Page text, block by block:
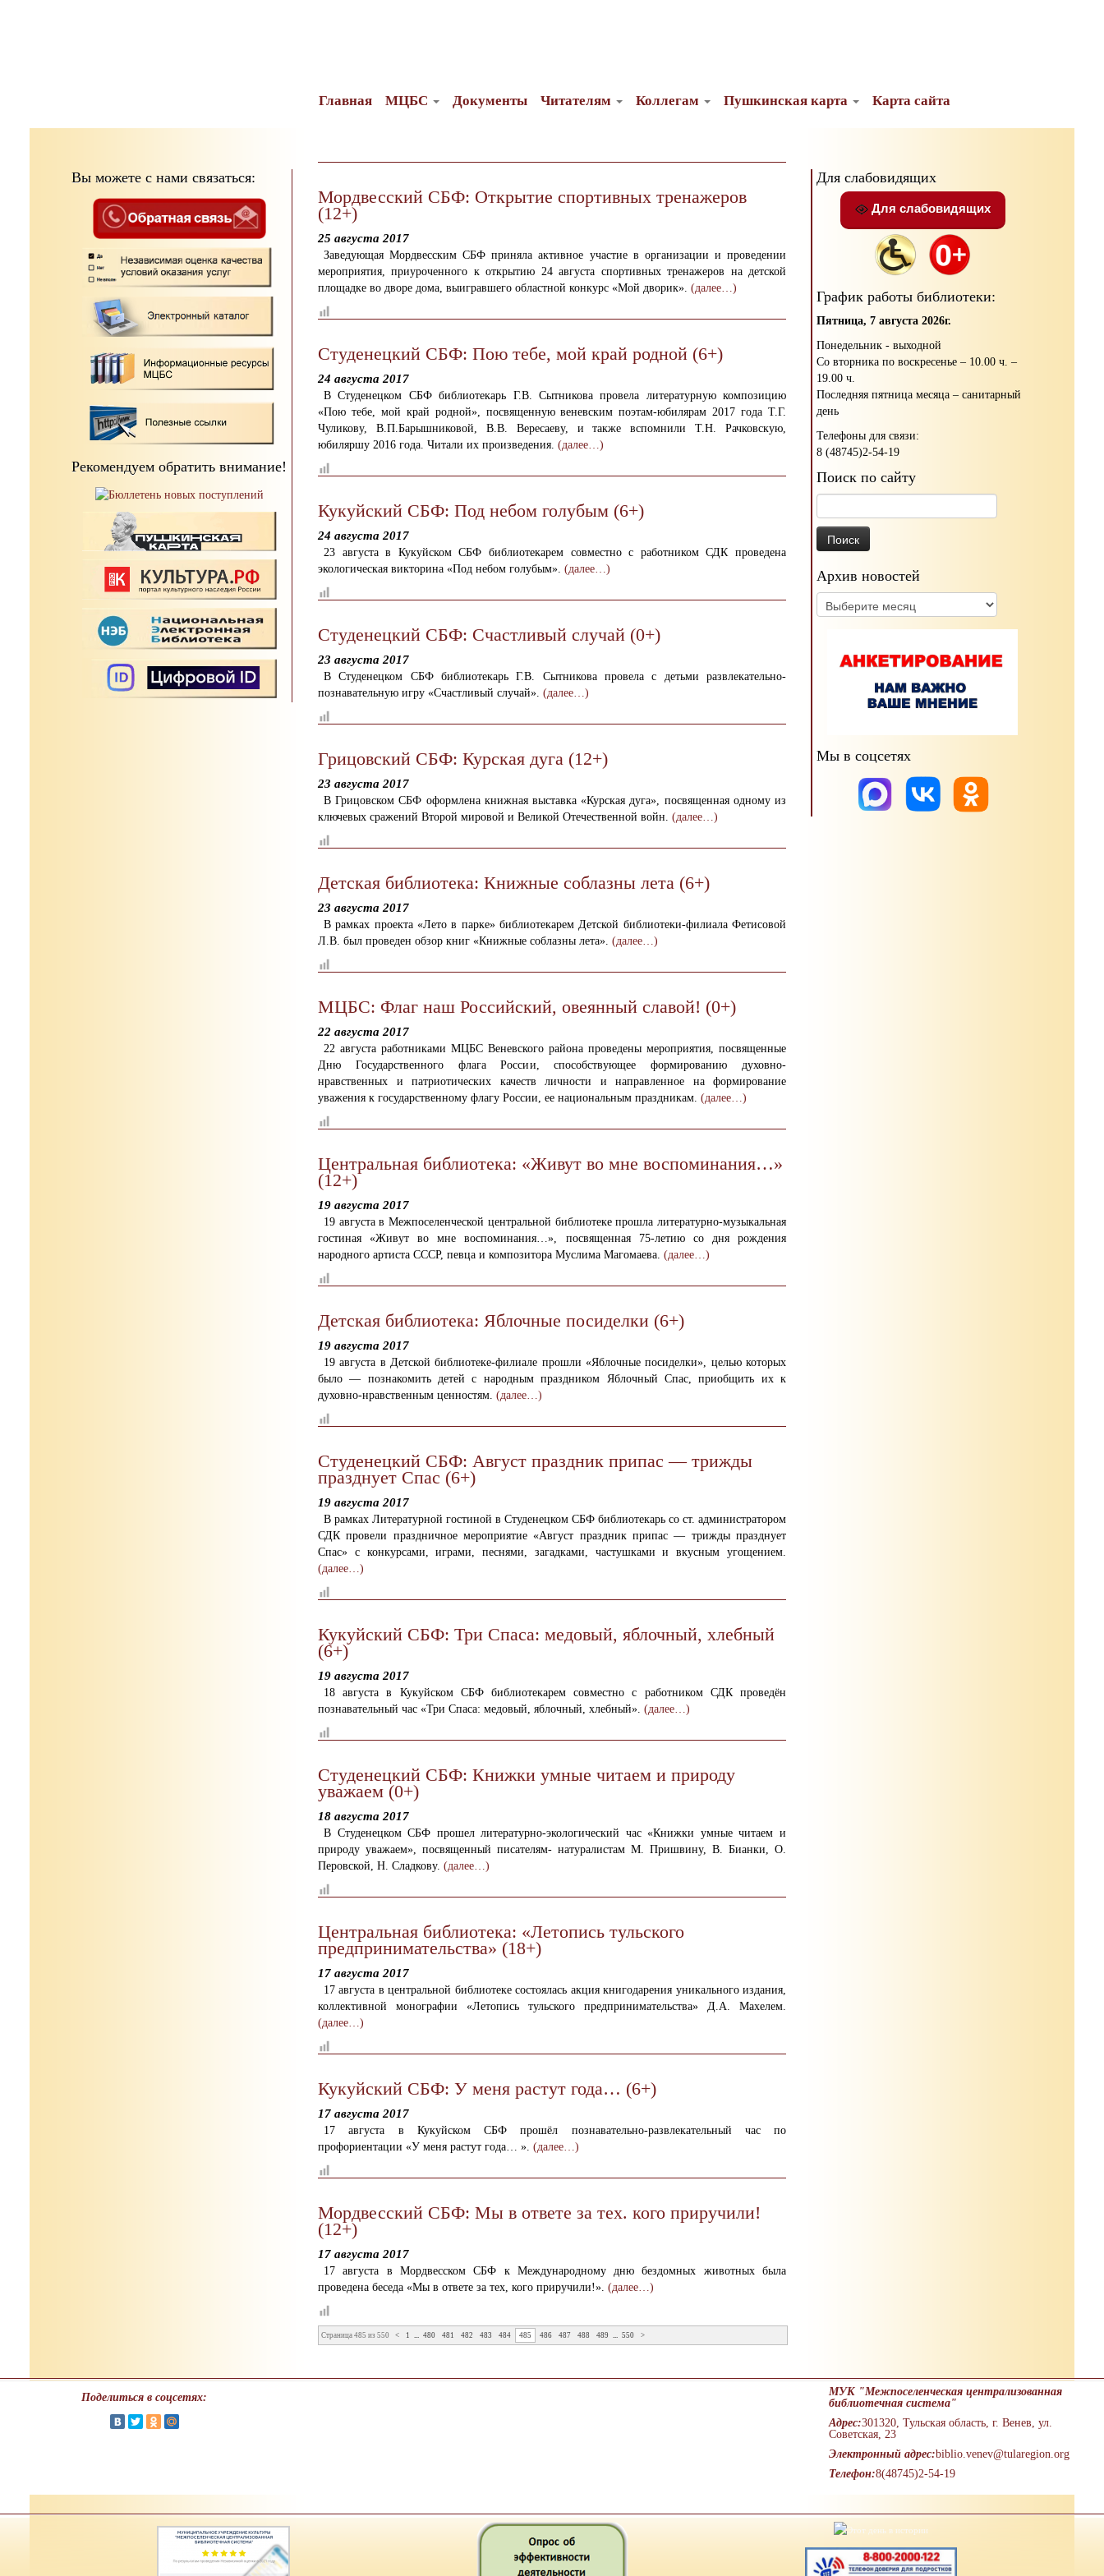
Главная МЦБС Документы Читателям Коллегам Пушкинская карта Карта сайта
Вы можете с нами связаться:
Рекомендуем обратить внимание!
Мордвесский СБФ: Открытие спортивных тренажеров
(12+)
25 августа 2017
Заведующая Мордвесским СБФ приняла активное участие в организации и проведении
мероприятия, приуроченного к открытию 24 августа спортивных тренажеров на детской
площадке во дворе дома, выигравшего областной конкурс «Мой дворик». (далее…)
Студенецкий СБФ: Пою тебе, мой край родной (6+)
24 августа 2017
В Студенецком СБФ библиотекарь Г.В. Сытникова провела литературную композицию
«Пою тебе, мой край родной», посвященную веневским поэтам-юбилярам 2017 года Т.Г.
Чуликову, В.П.Барышниковой, В.В. Вересаеву, и также вспомнили Т.Н. Рачковскую,
юбиляршу 2016 года. Читали их произведения. (далее…)
Кукуйский СБФ: Под небом голубым (6+)
24 августа 2017
23 августа в Кукуйском СБФ библиотекарем совместно с работником СДК проведена
экологическая викторина «Под небом голубым». (далее…)
Студенецкий СБФ: Счастливый случай (0+)
23 августа 2017
В Студенецком СБФ библиотекарь Г.В. Сытникова провела с детьми развлекательно-
познавательную игру «Счастливый случай». (далее…)
Грицовский СБФ: Курская дуга (12+)
23 августа 2017
В Грицовском СБФ оформлена книжная выставка «Курская дуга», посвященная одному из
ключевых сражений Второй мировой и Великой Отечественной войн. (далее…)
Детская библиотека: Книжные соблазны лета (6+)
23 августа 2017
В рамках проекта «Лето в парке» библиотекарем Детской библиотеки-филиала Фетисовой
Л.В. был проведен обзор книг «Книжные соблазны лета». (далее…)
МЦБС: Флаг наш Российский, овеянный славой! (0+)
22 августа 2017
22 августа работниками МЦБС Веневского района проведены мероприятия, посвященные
Дню Государственного флага России, способствующее формированию духовно-
нравственных и патриотических качеств личности и направленное на формирование
уважения к государственному флагу России, ее национальным праздникам. (далее…)
Центральная библиотека: «Живут во мне воспоминания…»
(12+)
19 августа 2017
19 августа в Межпоселенческой центральной библиотеке прошла литературно-музыкальная
гостиная «Живут во мне воспоминания…», посвященная 75-летию со дня рождения
народного артиста СССР, певца и композитора Муслима Магомаева. (далее…)
Детская библиотека: Яблочные посиделки (6+)
19 августа 2017
19 августа в Детской библиотеке-филиале прошли «Яблочные посиделки», целью которых
было — познакомить детей с народным праздником Яблочный Спас, приобщить их к
духовно-нравственным ценностям. (далее…)
Студенецкий СБФ: Август праздник припас — трижды
празднует Спас (6+)
19 августа 2017
В рамках Литературной гостиной в Студенецком СБФ библиотекарь со ст. администратором
СДК провели праздничное мероприятие «Август праздник припас — трижды празднует
Спас» с конкурсами, играми, песнями, загадками, частушками и вкусным угощением.
(далее…)
Кукуйский СБФ: Три Спаса: медовый, яблочный, хлебный
(6+)
19 августа 2017
18 августа в Кукуйском СБФ библиотекарем совместно с работником СДК проведён
познавательный час «Три Спаса: медовый, яблочный, хлебный». (далее…)
Студенецкий СБФ: Книжки умные читаем и природу
уважаем (0+)
18 августа 2017
В Студенецком СБФ прошел литературно-экологический час «Книжки умные читаем и
природу уважаем», посвященный писателям- натуралистам М. Пришвину, В. Бианки, О.
Перовской, Н. Сладкову. (далее…)
Центральная библиотека: «Летопись тульского
предпринимательства» (18+)
17 августа 2017
17 августа в центральной библиотеке состоялась акция книгодарения уникального издания,
коллективной монографии «Летопись тульского предпринимательства» Д.А. Махелем.
(далее…)
Кукуйский СБФ: У меня растут года… (6+)
17 августа 2017
17 августа в Кукуйском СБФ прошёл познавательно-развлекательный час по
профориентации «У меня растут года… ». (далее…)
Мордвесский СБФ: Мы в ответе за тех. кого приручили!
(12+)
17 августа 2017
17 августа в Мордвесском СБФ к Международному дню бездомных животных была
проведена беседа «Мы в ответе за тех, кого приручили!». (далее…)
Страница 485 из 550 < 1 ... 480 481 482 483 484 485 486 487 488 489 ... 550 >
Для слабовидящих
Для слабовидящих
График работы библиотеки:
Пятница, 7 августа 2026г.
Понедельник - выходной
Со вторника по воскресенье – 10.00 ч. –
19.00 ч.
Последняя пятница месяца – санитарный
день
Телефоны для связи:
8 (48745)2-54-19
Поиск по сайту
Архив новостей
Архив
новостей
Мы в соцсетях
Поделиться в соцсетях:
МУК "Межпоселенческая централизованная
библиотечная система"
Адрес:301320, Тульская область, г. Венев, ул.
Советская, 23
Электронный адрес:biblio.venev@tularegion.org
Телефон:8(48745)2-54-19